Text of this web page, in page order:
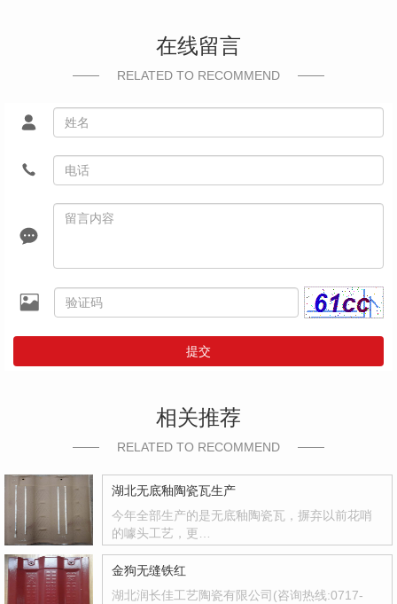
在线留言
RELATED TO RECOMMEND
提交
相关推荐
RELATED TO RECOMMEND
湖北无底釉陶瓷瓦生产
今年全部生产的是无底釉陶瓷瓦，摒弃以前花哨
的噱头工艺，更…
金狗无缝铁红
湖北润长佳工艺陶瓷有限公司(咨询热线:0717-